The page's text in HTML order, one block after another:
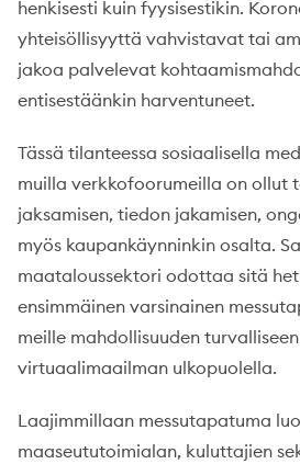
henkisesti kuin fyysisestikin.
yhteisöllisyyttä vahvistavat tai
jakoa palvelevat
entisestäänkin harventuneet.
Tässä tilanteessa sosiaalisella
muilla verkkofoorumeilla on ollut
jaksamisen, tiedon jakamisen,
myös kaupankäynninkin osalta.
maataloussektori odottaa sitä
ensimmäinen varsinainen
meille mahdollisuuden
virtuaalimaailman ulkopuolella.
Laajimmillaan messutapatuma
maaseututoimialan, kuluttajien